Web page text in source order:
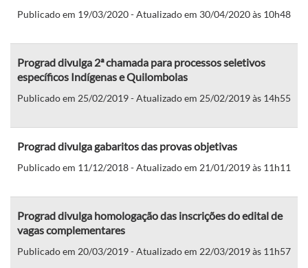
Publicado em 19/03/2020 - Atualizado em 30/04/2020 às 10h48
Prograd divulga 2ª chamada para processos seletivos
específicos Indígenas e Quilombolas
Publicado em 25/02/2019 - Atualizado em 25/02/2019 às 14h55
Prograd divulga gabaritos das provas objetivas
Publicado em 11/12/2018 - Atualizado em 21/01/2019 às 11h11
Prograd divulga homologação das inscrições do edital de
vagas complementares
Publicado em 20/03/2019 - Atualizado em 22/03/2019 às 11h57